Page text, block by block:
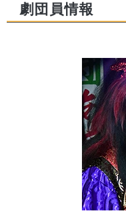
劇団員情報